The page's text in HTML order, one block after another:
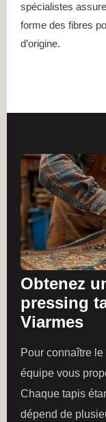
spécialistes
forme des fibres
d’origine.
Obtenez
pressing
Viarmes
Pour connaître
équipe vous
Chaque tapis
dépend de